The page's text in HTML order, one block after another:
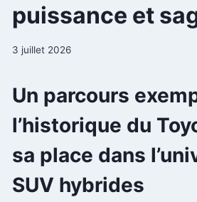
puissance et
3 juillet 2026
Un parcours
l’historique du
sa place dans
SUV hybrides